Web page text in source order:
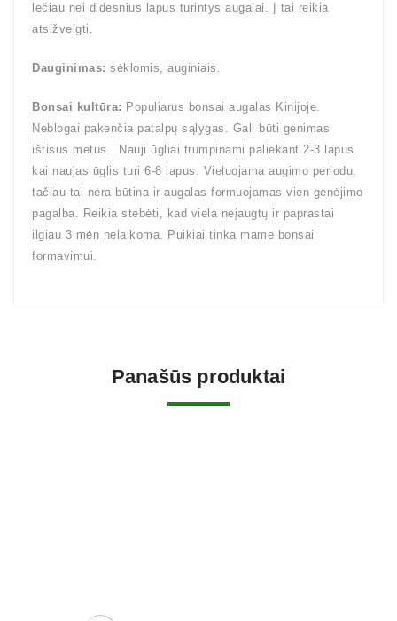
lėčiau nei didesnius lapus turintys augalai. Į tai reikia
atsižvelgti.
Dauginimas: sėklomis, auginiais.
Bonsai kultūra: Populiarus bonsai augalas Kinijoje.
Neblogai pakenčia patalpų sąlygas. Gali būti genimas
ištisus metus. Nauji ūgliai trumpinami paliekant 2-3 lapus
kai naujas ūglis turi 6-8 lapus. Vieluojama augimo periodu,
tačiau tai nėra būtina ir augalas formuojamas vien genėjimo
pagalba. Reikia stebėti, kad viela neįaugtų ir paprastai
ilgiau 3 mėn nelaikoma. Puikiai tinka mame bonsai
formavimui.
Panašūs produktai